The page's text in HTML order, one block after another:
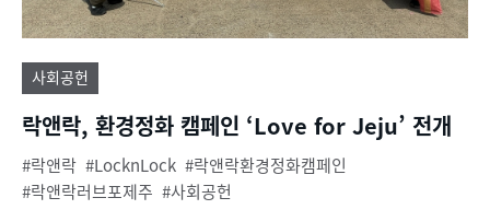
사회공헌
락앤락, 환경정화 캠페인 ‘Love for Jeju’ 전개
락앤락 LocknLock
락앤락환경정화캠페인
락앤락러브포제주
사회공헌